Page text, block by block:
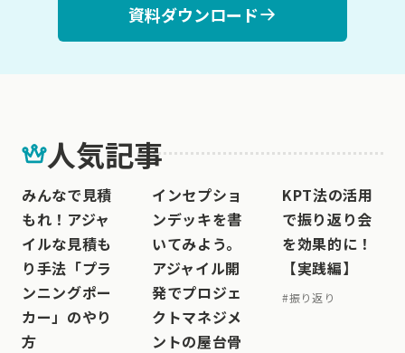
資料ダウンロード
人気記事
みんなで見積
もれ！アジャ
イルな見積も
り手法「プラ
ンニングポー
カー」のやり
方
インセプショ
ンデッキを書
いてみよう。
アジャイル開
発でプロジェ
クトマネジメ
ントの屋台骨
KPT法の活用
で振り返り会
を効果的に！
【実践編】
#振り返り